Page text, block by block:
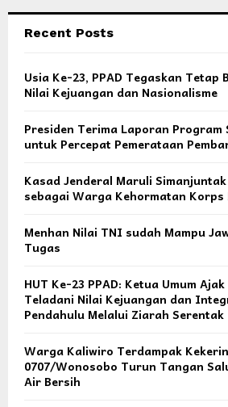
Recent Posts
Usia Ke-23, PPAD Tegaskan Tetap
Nilai Kejuangan dan Nasionalisme
Presiden Terima Laporan
untuk Percepat Pemerataan
Kasad Jenderal Maruli
sebagai Warga Kehormatan
Menhan Nilai TNI sudah Mampu
Tugas
HUT Ke-23 PPAD: Ketua Umum
Teladani Nilai Kejuangan dan
Pendahulu Melalui Ziarah Serentak
Warga Kaliwiro Terdampak
0707/Wonosobo Turun Tangan
Air Bersih